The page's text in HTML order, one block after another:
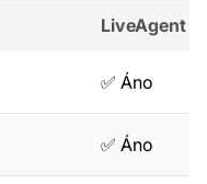
LiveAgent
✅ Áno
✅ Áno